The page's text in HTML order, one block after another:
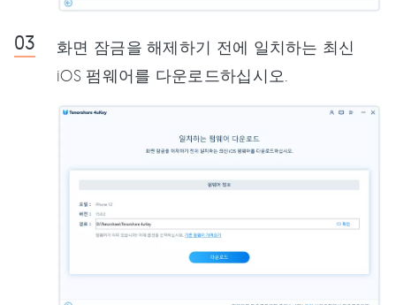
화면 잠금을 해제하기 전에 일치하는 최신
iOS 펌웨어를 다운로드하십시오.